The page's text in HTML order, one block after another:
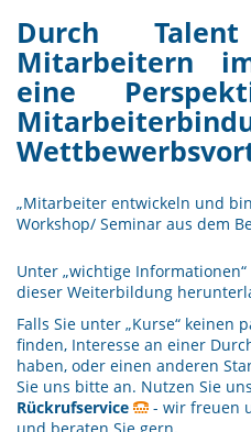
Durch
Mitarbeitern
eine
„Mitarbeiter entwickeln und
Workshop/ Seminar aus dem
Unter „wichtige
dieser Weiterbildung
Falls Sie unter „Kurse“ keinen
finden, Interesse an einer
haben, oder einen anderen
Sie uns bitte an. Nutzen Sie
Rückrufservice
- wir freuen